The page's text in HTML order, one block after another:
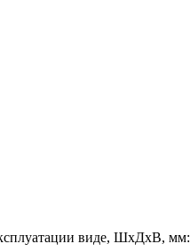
виде, ШхДхВ, мм: